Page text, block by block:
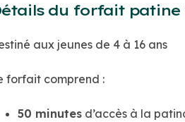
du forfait patine
aux jeunes de 4 à 16 ans
forfait comprend :
50 minutes d’accès à la